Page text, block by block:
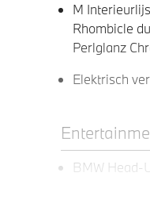
M
Rhombicle
Perlglanz
Elektrisch
BMW Head-